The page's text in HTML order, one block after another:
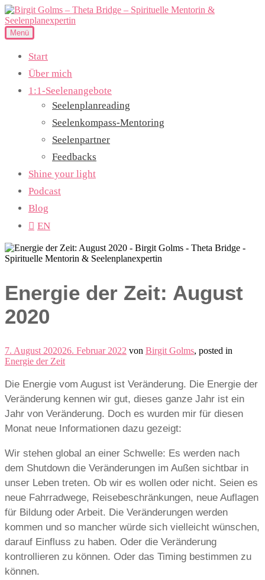
Zum
Inhalt
springen
Seelenplan – Seelenpartner – Seelenauftrag
Birgit Golms – Theta Bridge – Spirituelle Mentorin &
Seelenplanexpertin
Menü
Start
Über mich
1:1-Seelenangebote
Seelenplanreading
Seelenkompass-Mentoring
Seelenpartner
Feedbacks
Shine your light
Podcast
Blog
EN
Energie der Zeit: August
2020
7. August 202026. Februar 2022 von Birgit Golms, posted in
Energie der Zeit
Die Energie vom August ist Veränderung. Die Energie der
Veränderung kennen wir gut, dieses ganze Jahr ist ein
Jahr von Veränderung. Doch es wurden mir für diesen
Monat neue Informationen dazu gezeigt:
Wir stehen global an einer Schwelle: Es werden nach
dem Shutdown die Veränderungen im Außen sichtbar in
unser Leben treten. Ob wir es wollen oder nicht. Seien es
neue Fahrradwege, Reisebeschränkungen, neue Auflagen
für Bildung oder Arbeit. Die Veränderungen werden
kommen und so mancher würde sich vielleicht wünschen,
darauf Einfluss zu haben. Oder die Veränderung
kontrollieren zu können. Oder das Timing bestimmen zu
können.